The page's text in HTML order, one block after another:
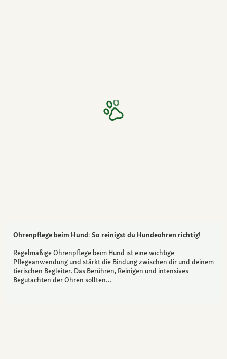
Ohrenpflege beim Hund: So reinigst du Hundeohren richtig!
Regelmäßige Ohrenpflege beim Hund ist eine wichtige
Pflegeanwendung und stärkt die Bindung zwischen dir und deinem
tierischen Begleiter. Das Berühren, Reinigen und intensives
Begutachten der Ohren sollten…